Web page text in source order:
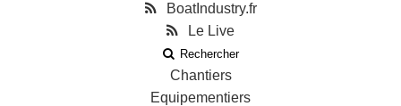
BoatIndustry.fr
Le Live
Rechercher
Chantiers
Equipementiers